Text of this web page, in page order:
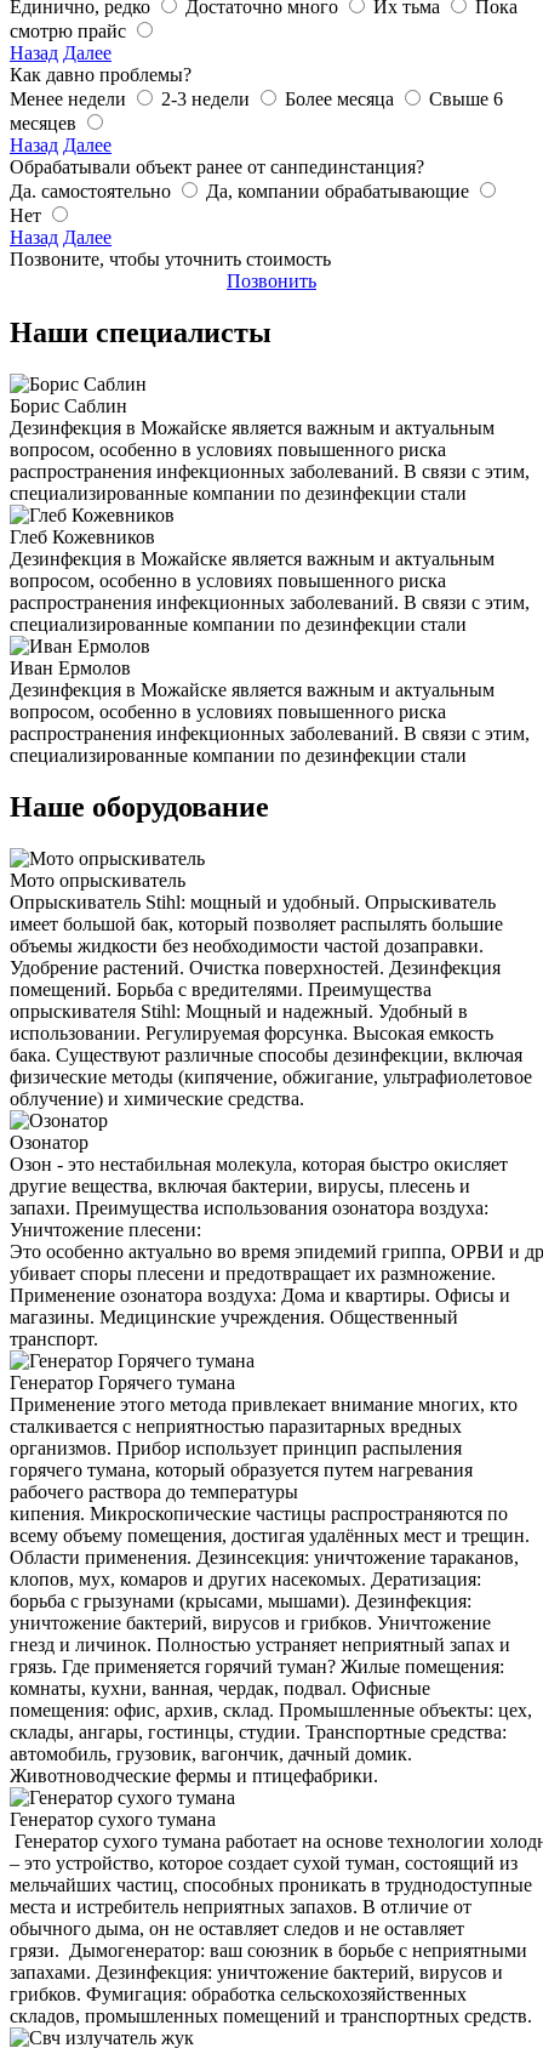
Единично, редко Достаточно много Их тьма
Пока
смотрю прайс
Назад Далее
Как давно проблемы?
Менее недели
2-3 недели Более месяца
Свыше 6
месяцев
Назад Далее
Обрабатывали объект ранее от санпединстанция?
Да. самостоятельно
Да, компании обрабатывающие
Нет
Назад Далее
Позвоните, чтобы уточнить стоимость
Позвонить
Наши специалисты
Борис Саблин
Дезинфекция в Можайске является важным и актуальным
вопросом, особенно в условиях повышенного риска
распространения инфекционных заболеваний. В связи с этим,
специализированные компании по дезинфекции стали
Глеб Кожевников
Дезинфекция в Можайске является важным и актуальным
вопросом, особенно в условиях повышенного риска
распространения инфекционных заболеваний. В связи с этим,
специализированные компании по дезинфекции стали
Иван Ермолов
Дезинфекция в Можайске является важным и актуальным
вопросом, особенно в условиях повышенного риска
распространения инфекционных заболеваний. В связи с этим,
специализированные компании по дезинфекции стали
Наше оборудование
Мото опрыскиватель
Опрыскиватель Stihl: мощный и удобный. Опрыскиватель
имеет большой бак, который позволяет распылять большие
объемы жидкости без необходимости частой дозаправки.
Удобрение растений. Очистка поверхностей. Дезинфекция
помещений. Борьба с вредителями. Преимущества
опрыскивателя Stihl: Мощный и надежный. Удобный в
использовании. Регулируемая форсунка. Высокая емкость
бака. Существуют различные способы дезинфекции, включая
физические методы (кипячение, обжигание, ультрафиолетовое
облучение) и химические средства.
Озонатор
Озон - это нестабильная молекула, которая быстро окисляет
другие вещества, включая бактерии, вирусы, плесень и
запахи. Преимущества использования озонатора воздуха:
Уничтожение плесени:
Это особенно актуально во время эпидемий гриппа, ОРВИ и
убивает споры плесени и предотвращает их размножение.
Применение озонатора воздуха: Дома и квартиры. Офисы и
магазины. Медицинские учреждения. Общественный
транспорт.
Генератор Горячего тумана
Применение этого метода привлекает внимание многих, кто
сталкивается с неприятностью паразитарных вредных
организмов. Прибор использует принцип распыления
горячего тумана, который образуется путем нагревания
рабочего раствора до температуры
кипения. Микроскопические частицы распространяются по
всему объему помещения, достигая удалённых мест и трещин.
Области применения. Дезинсекция: уничтожение тараканов,
клопов, мух, комаров и других насекомых. Дератизация:
борьба с грызунами (крысами, мышами). Дезинфекция:
уничтожение бактерий, вирусов и грибков. Уничтожение
гнезд и личинок. Полностью устраняет неприятный запах и
грязь. Где применяется горячий туман? Жилые помещения:
комнаты, кухни, ванная, чердак, подвал. Офисные
помещения: офис, архив, склад. Промышленные объекты: цех,
склады, ангары, гостинцы, студии. Транспортные средства:
автомобиль, грузовик, вагончик, дачный домик.
Животноводческие фермы и птицефабрики.
Генератор сухого тумана
Генератор сухого тумана работает на основе технологии
– это устройство, которое создает сухой туман, состоящий из
мельчайших частиц, способных проникать в труднодоступные
места и истребитель неприятных запахов. В отличие от
обычного дыма, он не оставляет следов и не оставляет
грязи. Дымогенератор: ваш союзник в борьбе с неприятными
запахами. Дезинфекция: уничтожение бактерий, вирусов и
грибков. Фумигация: обработка сельскохозяйственных
складов, промышленных помещений и транспортных средств.